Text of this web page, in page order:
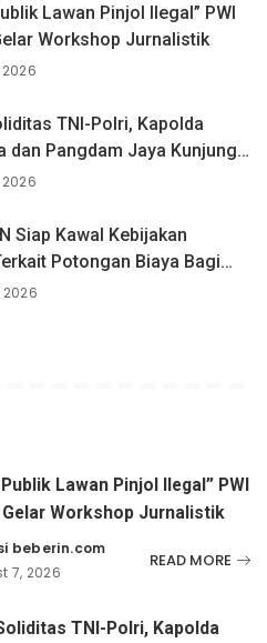
Lawan Pinjol Ilegal” PWI
Workshop Jurnalistik
TNI-Polri, Kapolda
dan Pangdam Jaya Kunjungi
Polri
Siap Kawal Kebijakan
Potongan Biaya Bagi
Disabilitas
Lawan Pinjol Ilegal” PWI
Gelar Workshop Jurnalistik
beberin.com
7, 2026
READ MORE
TNI-Polri, Kapolda